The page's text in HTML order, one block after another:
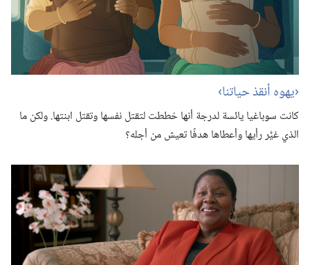
‏‹يهوه أنقذ حياتنا›‏
كانت سوباغيا يائسة لدرجة أنها خططت لتقتل نفسها وتقتل ابنتها.‏ ولكن ما
الذي غيَّر رأيها وأعطاها هدفًا تعيش من أجله؟‏